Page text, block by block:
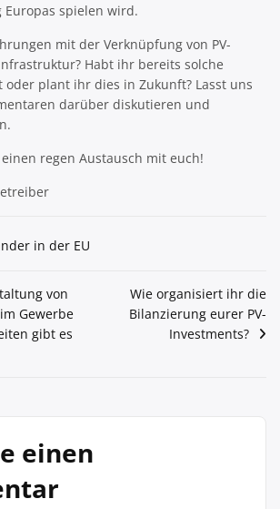
Europas spielen wird.
mit der Verknüpfung von PV-
Habt ihr bereits solche
oder plant ihr dies in Zukunft? Lasst uns
darüber diskutieren und
regen Austausch mit euch!
in der EU
von
Gewerbe
gibt es
Wie organisiert ihr die
Bilanzierung eurer PV-
Investments?
einen